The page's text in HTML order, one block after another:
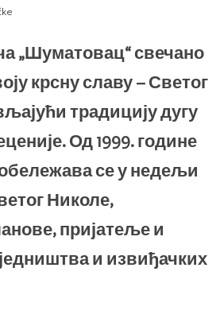
„Шуматовац“ свечано
крсну славу – Светог
традицију дугу
Од 1999. године
се у недељи
Николе,
пријатеље и
и извиђачких